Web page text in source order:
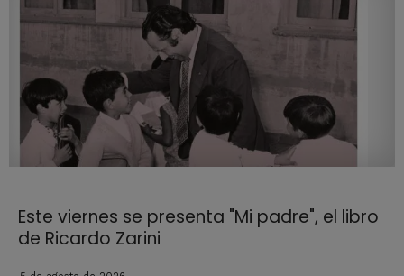
Este viernes se presenta "Mi padre", el libro
de Ricardo Zarini